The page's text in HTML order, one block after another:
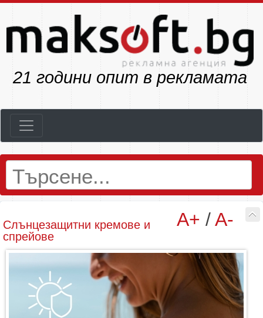
24 години опит в рекламата
A+ /A-
Слънцезащитни кремове и
спрейове